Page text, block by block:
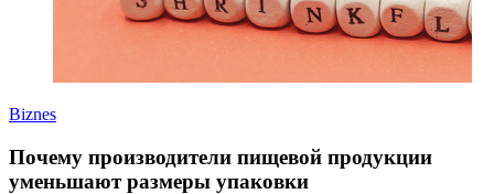
Biznes
Почему производители пищевой продукции
уменьшают размеры упаковки